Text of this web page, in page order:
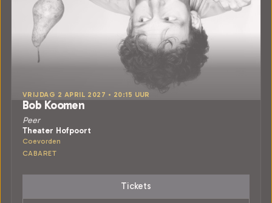
VRIJDAG 2 APRIL 2027 • 20:15 UUR
Bob Koomen
Peer
Theater Hofpoort
Coevorden
CABARET
Tickets